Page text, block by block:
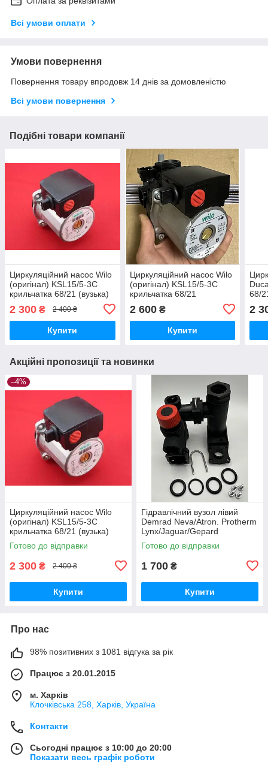
Всі умови оплати
Умови повернення
Повернення товару впродовж 14 днів за домовленістю
Всі умови повернення
Подібні товари компанії
Циркуляційний насос Wilo
(оригінал) KSL15/5-3C
крильчатка 68/21 (вузька)
2 300 ₴ 2 400 ₴
Купити
Циркуляційний насос Wilo
(оригінал) KSL15/5-3C
крильчатка 68/21
2 600₴
Купити
68/
2
Акційні пропозиції та новинки
–4%
Циркуляційний насос Wilo
(оригінал) KSL15/5-3C
крильчатка 68/21 (вузька)
Готово до відправки
2 300 ₴ 2 400 ₴
Купити
Гідравлічний вузол лівий
Demrad Neva/Atron. Protherm
Lynx/Jaguar/Gepard
0020118698/D003202242
Готово до відправки
1 700 ₴
Купити
Про нас
98% позитивних з 1081 відгука за рік
Працює з 20.01.2015
м. Харків
Клочкiвська 258, Харків, Україна
Контакти
Сьогодні працює з 10:00 до 20:00
Показати весь графік роботи